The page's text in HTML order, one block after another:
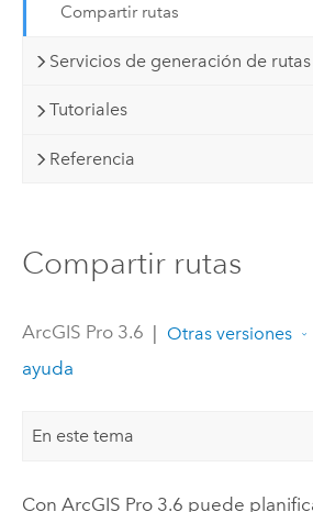
Compartir rutas
Servicios de generación de rutas
Tutoriales
Referencia
Compartir rutas
ArcGIS Pro 3.6 | Otras versiones
ayuda
En este tema
Con ArcGIS Pro 3.6 puede